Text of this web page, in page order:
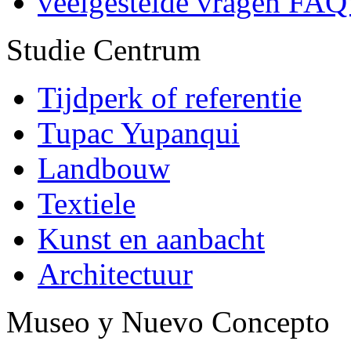
Studie Centrum
Tijdperk of referentie
Tupac Yupanqui
Landbouw
Textiele
Kunst en aanbacht
Architectuur
Museo y Nuevo Concepto